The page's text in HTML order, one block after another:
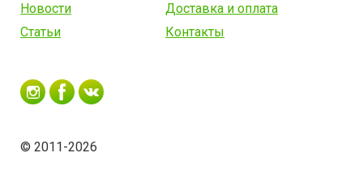
Новости
Доставка и оплата
Статьи
Контакты
© 2011-2026